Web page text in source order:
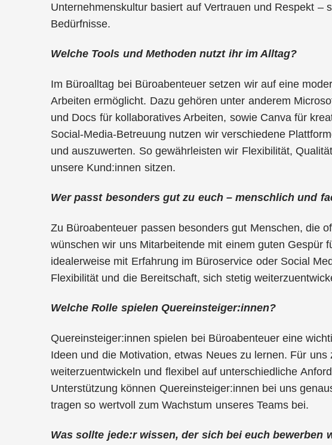
Unternehmenskultur basiert auf Vertrauen und Respekt
Bedürfnisse.
Welche Tools und Methoden nutzt ihr im Alltag?
Im Büroalltag bei Büroabenteuer setzen wir auf eine
Arbeiten ermöglicht. Dazu gehören unter anderem
und Docs für kollaboratives Arbeiten, sowie Canva für
Social-Media-Betreuung nutzen wir verschiedene
und auszuwerten. So gewährleisten wir Flexibilität,
unsere Kund:innen sitzen.
Wer passt besonders gut zu euch – menschlich und
Zu Büroabenteuer passen besonders gut Menschen, die
wünschen wir uns Mitarbeitende mit einem guten Gespür
idealerweise mit Erfahrung im Büroservice oder Social
Flexibilität und die Bereitschaft, sich stetig
Welche Rolle spielen Quereinsteiger:innen?
Quereinsteiger:innen spielen bei Büroabenteuer eine
Ideen und die Motivation, etwas Neues zu lernen. Für
weiterzuentwickeln und flexibel auf unterschiedliche
Unterstützung können Quereinsteiger:innen bei uns
tragen so wertvoll zum Wachstum unseres Teams bei.
Was sollte jede:r wissen, der sich bei euch bewerben